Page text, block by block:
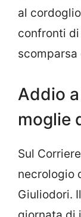
al
confronti
scomparsa
Addio
moglie
Sul
necrologio
Giuliodori.